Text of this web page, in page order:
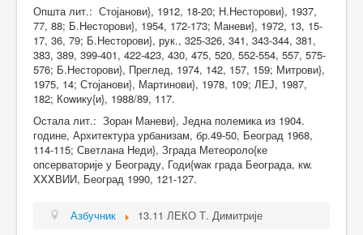
Општа лит.: Стојанови}, 1912, 18-20; Н.Несторови}, 1937,
77, 88; Б.Несторови}, 1954, 172-173; Маневи}, 1972, 13, 15-
17, 36, 79; Б.Несторови}, рук., 325-326, 341, 343-344, 381,
383, 389, 399-401, 422-423, 430, 475, 520, 552-554, 557, 575-
576; Б.Несторови}, Преглед, 1974, 142, 157, 159; Митрови},
1975, 14; Стојанови}, Мартинови}, 1978, 109; ЛЕЈ, 1987,
182; Коwику{и}, 1988/89, 117.
Остала лит.: Зоран Маневи}, Једна полемика из 1904.
године, Архитектура урбанизам, бр.49-50, Београд 1968,
114-115; Светлана Неди}, Зграда Метеороло{ке
опсерваторије у Београду, Годи{wак града Београда, кw.
XXXВИИ, Београд 1990, 121-127.
Азбучник
13.11 ЛЕКО Т. Димитрије